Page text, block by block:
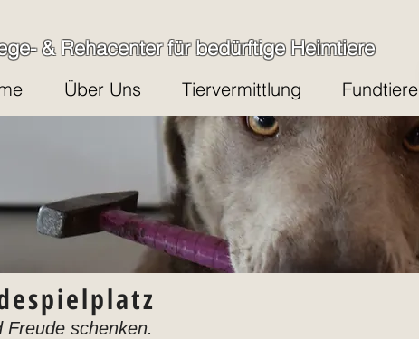
& Rehacenter für bedürftige Heimtiere
Über Uns Tiervermittlung Fundtiere
schenken.